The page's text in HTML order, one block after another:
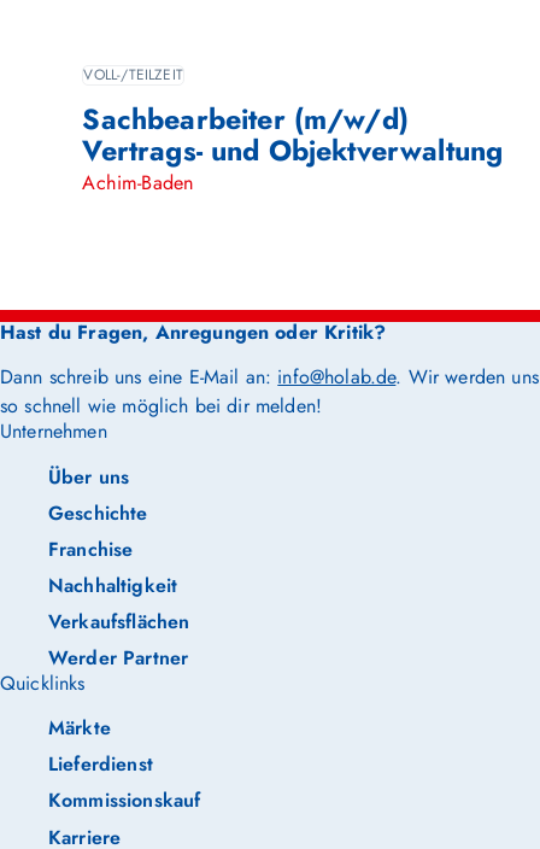
Sachbearbeiter (m/w/d)
Vertrags- und Objektverwaltung
Achim-Baden
VOLL-/TEILZEIT
Hast du Fragen, Anregungen oder Kritik?
Dann schreib uns eine E-Mail an: info@holab.de. Wir werden uns
so schnell wie möglich bei dir melden!
Unternehmen
Über uns
Geschichte
Franchise
Nachhaltigkeit
Verkaufsflächen
Werder Partner
Quicklinks
Märkte
Lieferdienst
Kommissionskauf
Karriere